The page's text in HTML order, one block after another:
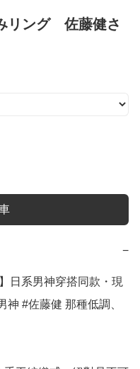
リング 佐藤健さ
−
日系男神穿搭同款・現
神 #佐藤健 那種低調、